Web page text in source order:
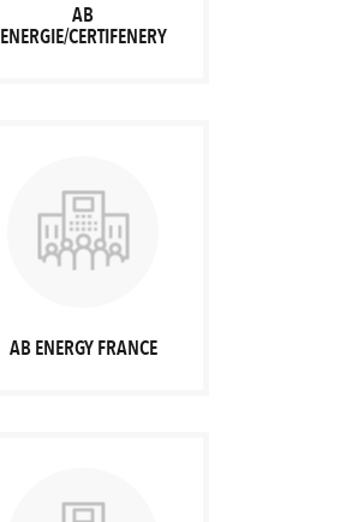
AB
ENERGIE/CERTIFENERY
AB ENERGY FRANCE